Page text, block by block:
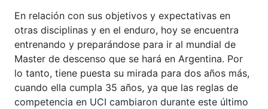
En relación con sus objetivos y expectativas en
otras disciplinas y en el enduro, hoy se encuentra
entrenando y preparándose para ir al mundial de
Master de descenso que se hará en Argentina. Por
lo tanto, tiene puesta su mirada para dos años más,
cuando ella cumpla 35 años, ya que las reglas de
competencia en UCI cambiaron durante este último